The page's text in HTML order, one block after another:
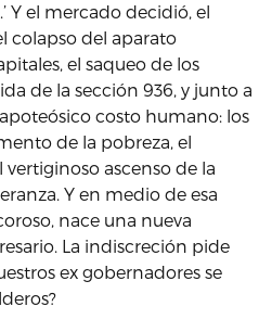
Y el mercado decidió, el
colapso del aparato
el saqueo de los
de la sección 936, y junto a
costo humano: los
de la pobreza, el
ascenso de la
Y en medio de esa
nace una nueva
La indiscreción pide
ex gobernadores se